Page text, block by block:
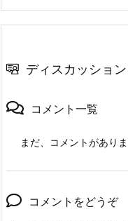
ディスカッション
コメント一覧
まだ、コメントがあり
コメントをどうぞ